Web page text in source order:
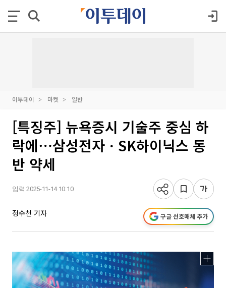
이투데이 마켓 일반
[특징주] 뉴욕증시 기술주 중심 하
락에⋯삼성전자ㆍSK하이닉스 동
반 약세
입력 2025-11-14 10:10
정수천 기자 구글 선호매체 추가